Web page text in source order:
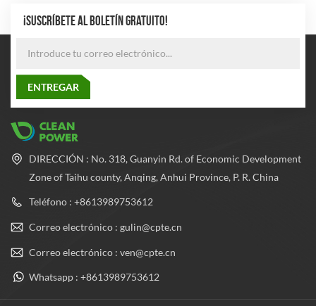
¡SUSCRÍBETE AL BOLETÍN GRATUITO!
DIRECCIÓN : No. 318, Guanyin Rd. of Economic Development
Zone of Taihu county, Anqing, Anhui Province, P. R. China
Teléfono : +8613989753612
Correo electrónico : gulin@cpte.cn
Correo electrónico : ven@cpte.cn
Whatsapp : +8613989753612